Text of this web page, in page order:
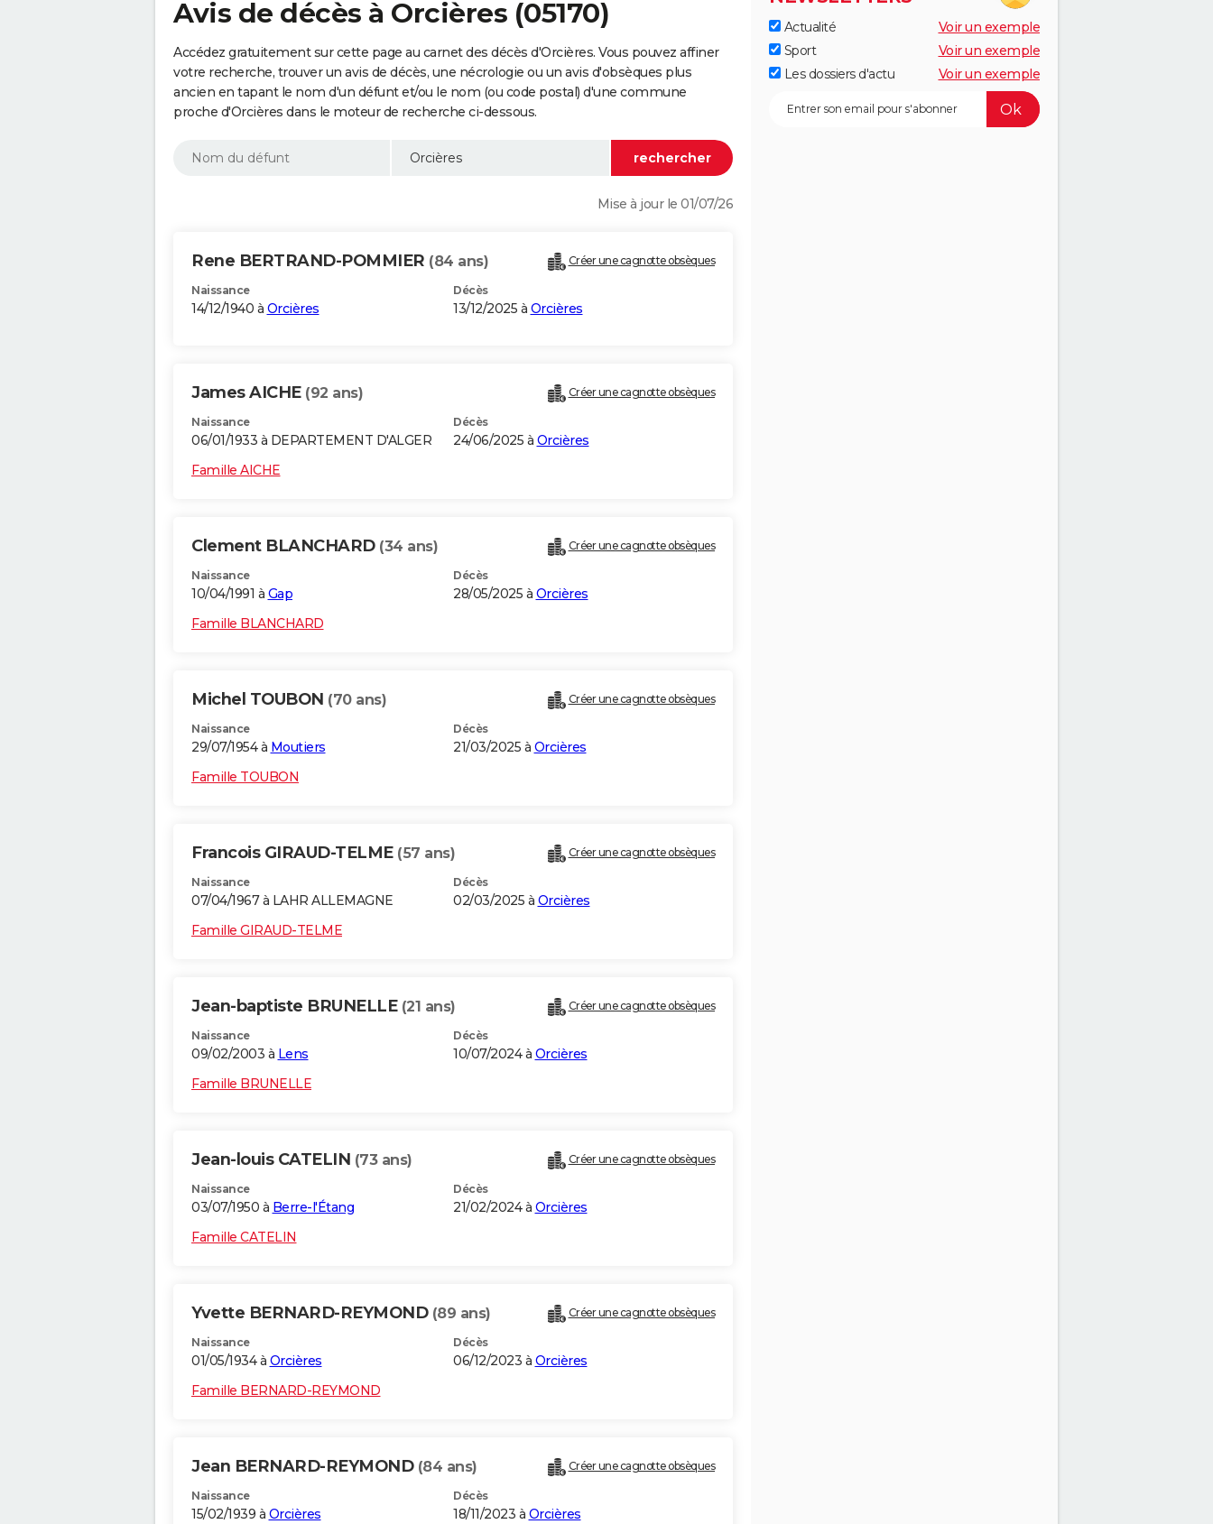
Avis de décès à Orcières (05170)
Accédez gratuitement sur cette page au carnet des décès d'Orcières. Vous pouvez affiner
votre recherche, trouver un avis de décès, une nécrologie ou un avis d'obsèques plus
ancien en tapant le nom d'un défunt et/ou le nom (ou code postal) d'une commune
proche d'Orcières dans le moteur de recherche ci-dessous.
Mise à jour le 01/07/26
Rene BERTRAND-POMMIER (84 ans) Créer une cagnotte obsèques
Naissance
14/12/1940 à Orcières
Décès
13/12/2025 à Orcières
James AICHE (92 ans) Créer une cagnotte obsèques
Naissance
06/01/1933 à DEPARTEMENT D'ALGER
Décès
24/06/2025 à Orcières
Famille AICHE
Clement BLANCHARD (34 ans) Créer une cagnotte obsèques
Naissance
10/04/1991 à Gap
Décès
28/05/2025 à Orcières
Famille BLANCHARD
Michel TOUBON (70 ans) Créer une cagnotte obsèques
Naissance
29/07/1954 à Moutiers
Décès
21/03/2025 à Orcières
Famille TOUBON
Francois GIRAUD-TELME (57 ans) Créer une cagnotte obsèques
Naissance
07/04/1967 à LAHR ALLEMAGNE
Décès
02/03/2025 à Orcières
Famille GIRAUD-TELME
Jean-baptiste BRUNELLE (21 ans) Créer une cagnotte obsèques
Naissance
09/02/2003 à Lens
Décès
10/07/2024 à Orcières
Famille BRUNELLE
Jean-louis CATELIN (73 ans) Créer une cagnotte obsèques
Naissance
03/07/1950 à Berre-l'Étang
Décès
21/02/2024 à Orcières
Famille CATELIN
Yvette BERNARD-REYMOND (89 ans) Créer une cagnotte obsèques
Naissance
01/05/1934 à Orcières
Décès
06/12/2023 à Orcières
Famille BERNARD-REYMOND
Jean BERNARD-REYMOND (84 ans) Créer une cagnotte obsèques
Naissance
15/02/1939 à Orcières
Décès
18/11/2023 à Orcières
Actualité
Voir un exemple
Sport
Voir un exemple
Les dossiers d'actu
Voir un exemple